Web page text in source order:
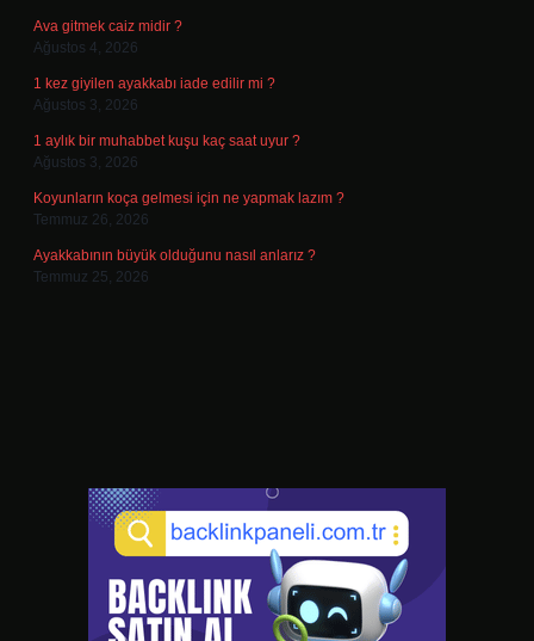
Ava gitmek caiz midir ?
Ağustos 4, 2026
1 kez giyilen ayakkabı iade edilir mi ?
Ağustos 3, 2026
1 aylık bir muhabbet kuşu kaç saat uyur ?
Ağustos 3, 2026
Koyunların koça gelmesi için ne yapmak lazım ?
Temmuz 26, 2026
Ayakkabının büyük olduğunu nasıl anlarız ?
Temmuz 25, 2026